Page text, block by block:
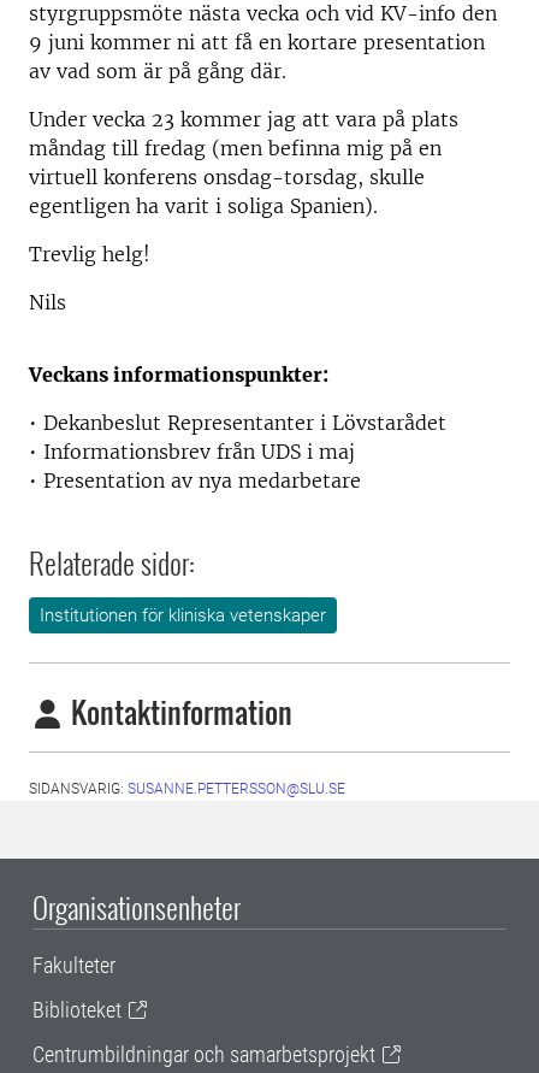
styrgruppsmöte nästa vecka och vid KV-info den
9 juni kommer ni att få en kortare presentation
av vad som är på gång där.
Under vecka 23 kommer jag att vara på plats
måndag till fredag (men befinna mig på en
virtuell konferens onsdag-torsdag, skulle
egentligen ha varit i soliga Spanien).
Trevlig helg!
Nils
Veckans informationspunkter:
• Dekanbeslut Representanter i Lövstarådet
• Informationsbrev från UDS i maj
• Presentation av nya medarbetare
Relaterade sidor:
Institutionen för kliniska vetenskaper
Kontaktinformation
SIDANSVARIG: SUSANNE.PETTERSSON@SLU.SE
Organisationsenheter
Fakulteter
Biblioteket
Centrumbildningar och samarbetsprojekt